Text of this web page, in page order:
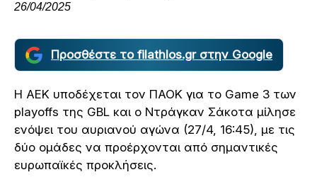
26/04/2025
Προσθέστε το filathlos.gr στην Google
Η ΑΕΚ υποδέχεται τον ΠΑΟΚ για το Game 3 των
playoffs της GBL και ο Ντράγκαν Σάκοτα μίλησε
ενόψει του αυριανού αγώνα (27/4, 16:45), με τις
δύο ομάδες να προέρχονται από σημαντικές
ευρωπαϊκές προκλήσεις.